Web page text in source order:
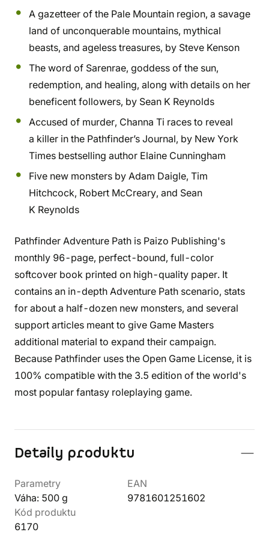
A gazetteer of the Pale Mountain region, a savage
land of unconquerable mountains, mythical
beasts, and ageless treasures, by Steve Kenson
The word of Sarenrae, goddess of the sun,
redemption, and healing, along with details on her
beneficent followers, by Sean K Reynolds
Accused of murder, Channa Ti races to reveal
a killer in the Pathfinder’s Journal, by New York
Times bestselling author Elaine Cunningham
Five new monsters by Adam Daigle, Tim
Hitchcock, Robert McCreary, and Sean
K Reynolds
Pathfinder Adventure Path is Paizo Publishing's
monthly 96-page, perfect-bound, full-color
softcover book printed on high-quality paper. It
contains an in-depth Adventure Path scenario, stats
for about a half-dozen new monsters, and several
support articles meant to give Game Masters
additional material to expand their campaign.
Because Pathfinder uses the Open Game License, it is
100% compatible with the 3.5 edition of the world's
most popular fantasy roleplaying game.
Detaily produktu
Parametry
Váha: 500 g
EAN
9781601251602
Kód produktu
6170